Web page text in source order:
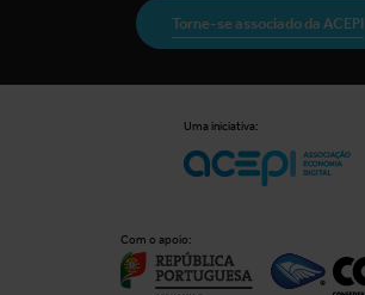
Torne-se associado da ACEPI
Uma iniciativa:
Com o apoio: